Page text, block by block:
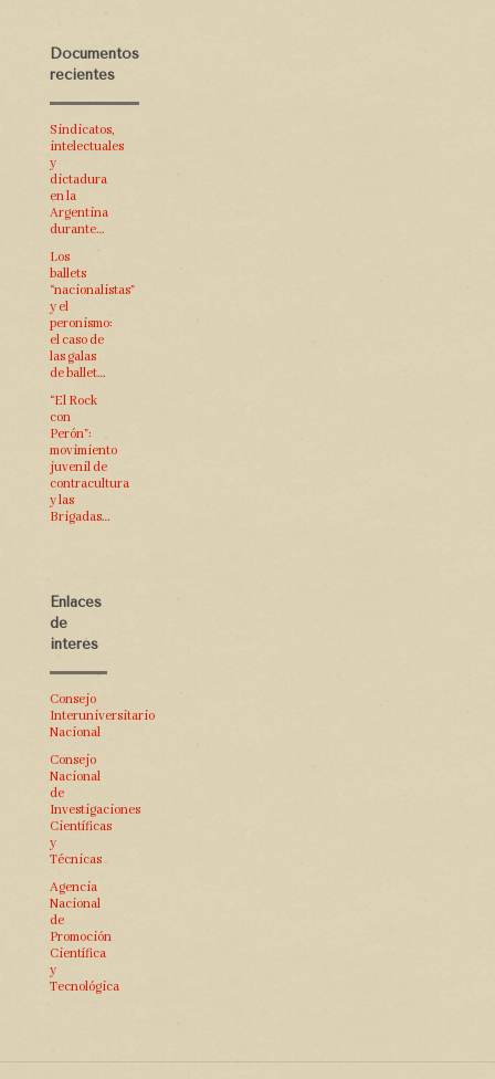
Documentos
recientes
Sindicatos,
intelectuales
y
dictadura
en la
Argentina
durante…
Los
ballets
“nacionalistas”
y el
peronismo:
el caso de
las galas
de ballet…
“El Rock
con
Perón”:
movimiento
juvenil de
contracultura
y las
Brigadas…
Enlaces
de
interés
Consejo
Interuniversitario
Nacional
Consejo
Nacional
de
Investigaciones
Científicas
y
Técnicas
Agencia
Nacional
de
Promoción
Científica
y
Tecnológica